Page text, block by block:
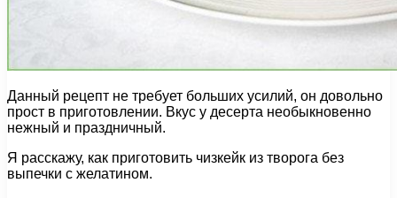
Данный рецепт не требует больших усилий, он довольно
прост в приготовлении. Вкус у десерта необыкновенно
нежный и праздничный.
Я расскажу, как приготовить чизкейк из творога без
выпечки с желатином.